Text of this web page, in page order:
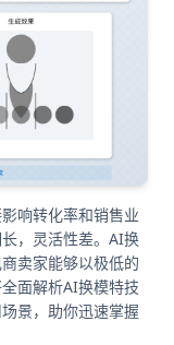
响转化率和销售业
，灵活性差。AI换
卖家能够以极低的
面解析AI换模特技
景，助你迅速掌握